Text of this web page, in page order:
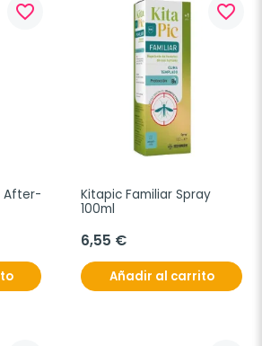
favorite_border
After-
favorite_border
Kitapic Familiar Spray
100ml
6,55 €
Añadir al carrito